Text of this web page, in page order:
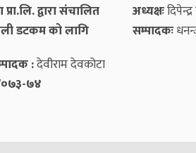
द्वारा संचालित
डटकम को लागि
अध्यक्षः
सम्पादकः
:देवीराम देवकोटा
०७३-७४